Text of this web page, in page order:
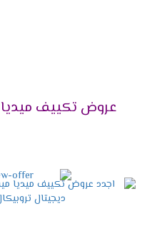
مواصفات تكييف ميديا
عروض تكييف ميديا 1.5 حصان بارد